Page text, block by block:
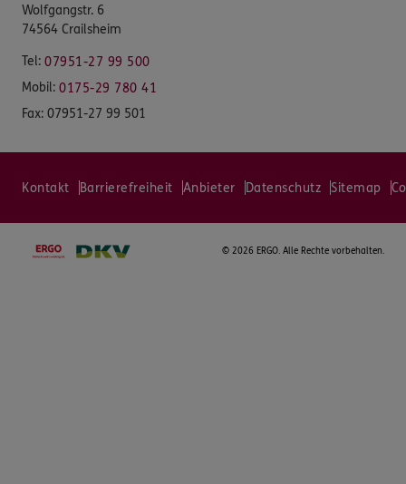
Wolfgangstr. 6
74564 Crailsheim
Tel: 07951-27 99 500
Mobil: 0175-29 780 41
Fax: 07951-27 99 501
Kontakt Barrierefreiheit Anbieter Datenschutz Sitemap
© 2026 ERGO. Alle Rechte vorbehalten.